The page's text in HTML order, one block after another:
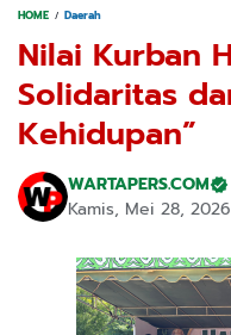
HOME Daerah
Nilai Kurban
Solidaritas
Kehidupan”
WARTAPERS.COM
Kamis, Mei 28, 2026